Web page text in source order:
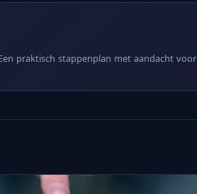
praktisch stappenplan met aandacht voor